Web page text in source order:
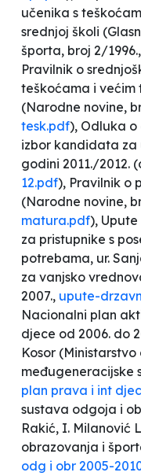
učenika s
srednjoj školi (
športa, broj 2/1996.,
Pravilnik o
teškoćama i većim
(Narodne novine,
tesk.pdf), Odluka
izbor kandidata za
godini 2011./2012.
12.pdf), Pravilnik o
(Narodne novine,
matura.pdf),
za pristupnike s
potrebama, ur.
za vanjsko
2007., upute-
Nacionalni plan
djece od 2006. do
Kosor
međugeneracijske
plan prava i int
sustava odgoja i
Rakić, I. Milanović
obrazovanja i
odg i obr 2005-